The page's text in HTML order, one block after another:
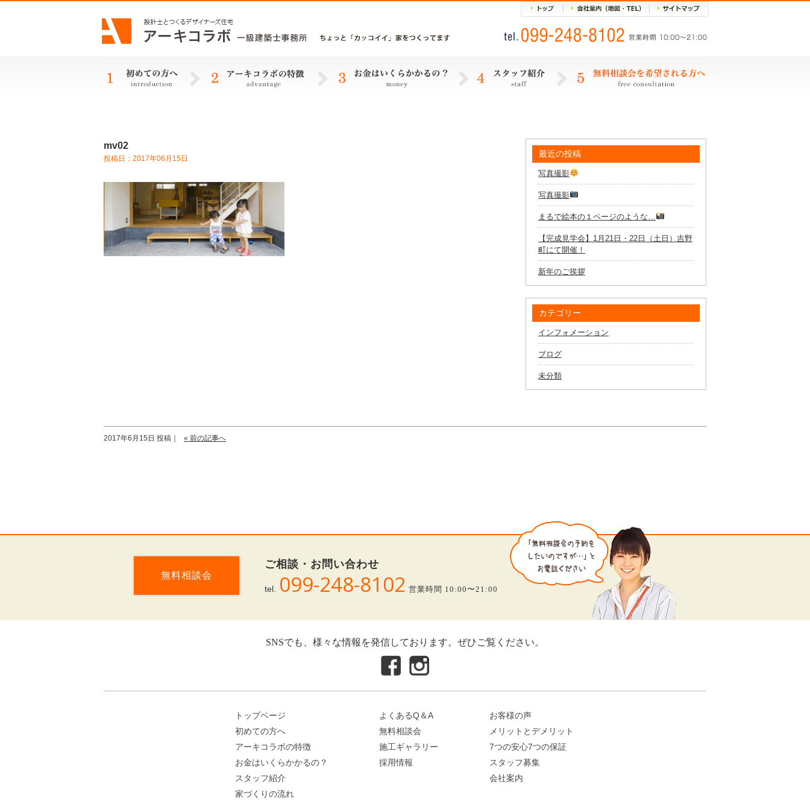
mv02
投稿日：2017年06月15日 最近の投稿
写真撮影
写真撮影
まるで絵本の１ページのような…
【完成見学会】1月21日・22日（土日）吉野
町にて開催！
新年のご挨拶
カテゴリー
インフォメーション
ブログ
未分類
2017年6月15日 投稿｜ « 前の記事へ
ご相談・お問い合わせ
tel. 099-248-8102 営業時間 10:00〜21:00
無料相談会
SNSでも、様々な情報を発信しております。ぜひご覧ください。
トップページ
初めての方へ
アーキコラボの特徴
お金はいくらかかるの？
スタッフ紹介
家づくりの流れ
よくあるQ＆A
無料相談会
施工ギャラリー
採用情報
お客様の声
メリットとデメリット
7つの安心7つの保証
スタッフ募集
会社案内